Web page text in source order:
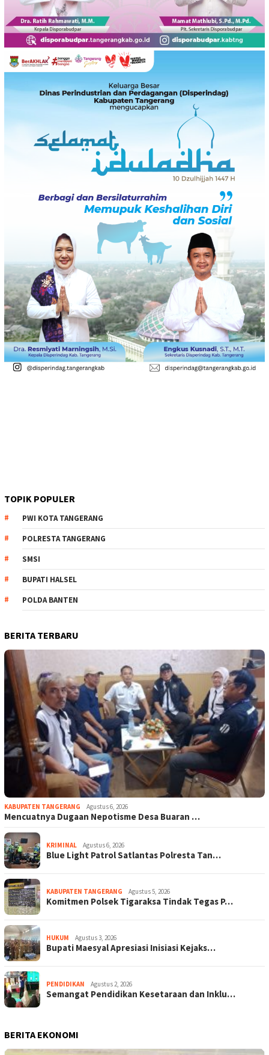
TOPIK POPULER
PWI KOTA TANGERANG
POLRESTA TANGERANG
SMSI
BUPATI HALSEL
POLDA BANTEN
BERITA TERBARU
KABUPATEN TANGERANG Agustus 6, 2026
Mencuatnya Dugaan Nepotisme Desa Buaran …
KRIMINAL Agustus 6, 2026
Blue Light Patrol Satlantas Polresta Tan…
KABUPATEN TANGERANG Agustus 5, 2026
Komitmen Polsek Tigaraksa Tindak Tegas P…
HUKUM Agustus 3, 2026
Bupati Maesyal Apresiasi Inisiasi Kejaks…
PENDIDIKAN Agustus 2, 2026
Semangat Pendidikan Kesetaraan dan Inklu…
BERITA EKONOMI